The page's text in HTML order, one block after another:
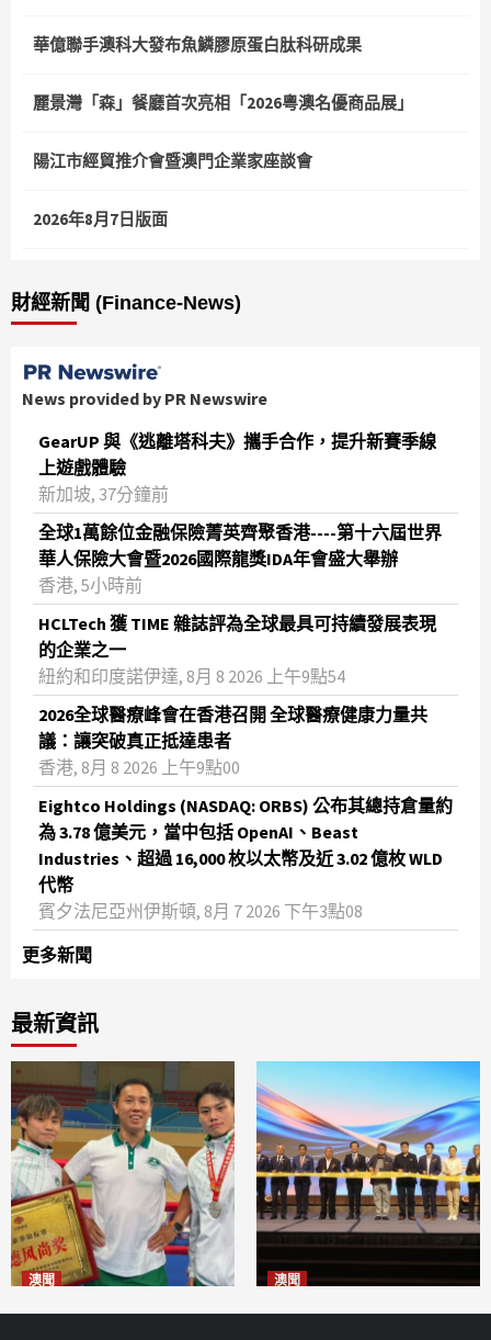
華億聯手澳科大發布魚鱗膠原蛋白肽科研成果
麗景灣「森」餐廳首次亮相「2026粵澳名優商品展」
陽江市經貿推介會暨澳門企業家座談會
2026年8月7日版面
財經新聞 (Finance-News)
News provided by PR Newswire
GearUP 與《逃離塔科夫》攜手合作，提升新賽季線
上遊戲體驗
新加坡, 37分鐘前
全球1萬餘位金融保險菁英齊聚香港----第十六屆世界
華人保險大會暨2026國際龍獎IDA年會盛大舉辦
香港, 5小時前
HCLTech 獲 TIME 雜誌評為全球最具可持續發展表現
的企業之一
紐約和印度諾伊達, 8月 8 2026 上午9點54
2026全球醫療峰會在香港召開 全球醫療健康力量共
議：讓突破真正抵達患者
香港, 8月 8 2026 上午9點00
Eightco Holdings (NASDAQ: ORBS) 公布其總持倉量約
為 3.78 億美元，當中包括 OpenAI、Beast
Industries、超過 16,000 枚以太幣及近 3.02 億枚 WLD
代幣
賓夕法尼亞州伊斯頓, 8月 7 2026 下午3點08
更多新聞
最新資訊
澳聞 澳聞